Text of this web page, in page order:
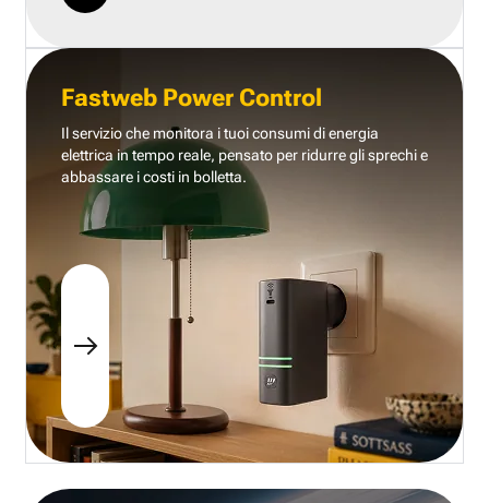
Fastweb Power Control
Il servizio che monitora i tuoi consumi di energia
elettrica in tempo reale, pensato per ridurre gli sprechi e
abbassare i costi in bolletta.